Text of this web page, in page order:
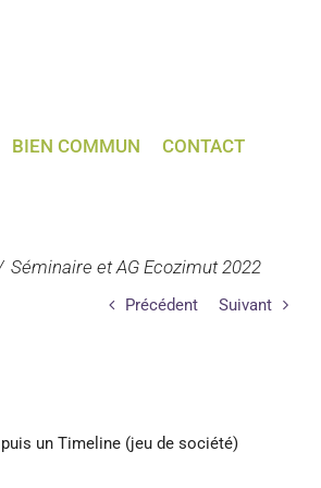
BIEN COMMUN CONTACT
Séminaire et AG Ecozimut 2022
Précédent Suivant
un Timeline (jeu de société)